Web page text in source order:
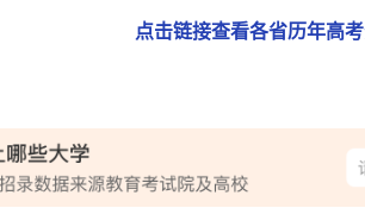
点击链接查看各省历年高